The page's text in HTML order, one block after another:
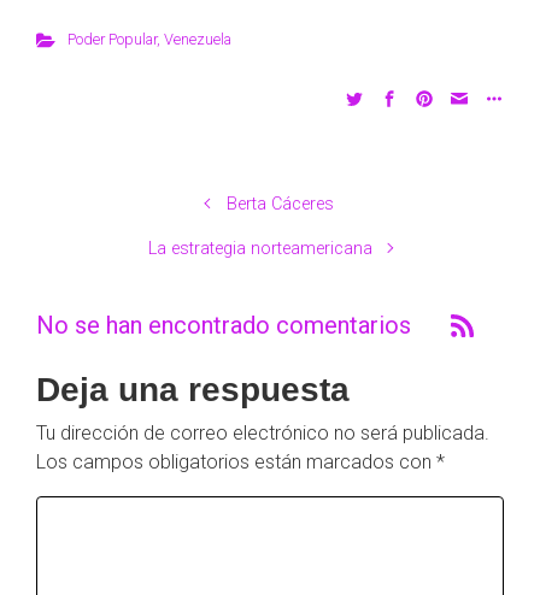
Poder Popular, Venezuela
Berta Cáceres
La estrategia norteamericana
No se han encontrado comentarios
Deja una respuesta
Tu dirección de correo electrónico no será publicada.
Los campos obligatorios están marcados con *